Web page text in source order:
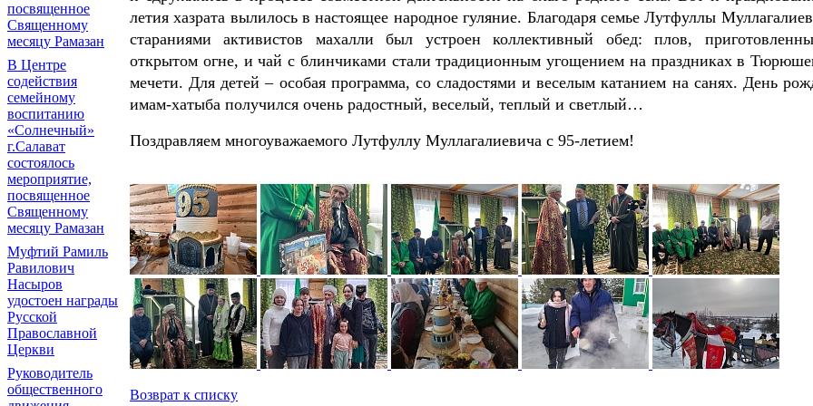
посвященное
Священному
месяцу Рамазан
В Центре
содействия
семейному
воспитанию
«Солнечный»
г.Салават
состоялось
мероприятие,
посвященное
Священному
месяцу Рамазан
Муфтий Рамиль
Равилович
Насыров
удостоен награды
Русской
Православной
Церкви
Руководитель
общественного
летия хазрата вылилось в настоящее народное гуляние. Благодаря семье Лутфуллы
стараниями активистов махалли был устроен коллективный обед: плов,
открытом огне, и чай с блинчиками стали традиционным угощением на праздниках в
мечети. Для детей – особая программа, со сладостями и веселым катанием на санях. День
имам-хатыба получился очень радостный, веселый, теплый и светлый…
Поздравляем многоуважаемого Лутфуллу Муллагалиевича с 95-летием!
Возврат к списку